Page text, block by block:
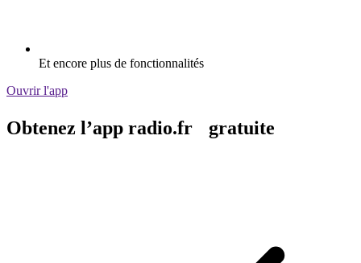
Et encore plus de fonctionnalités
Ouvrir l'app
Obtenez l’app radio.fr gratuite